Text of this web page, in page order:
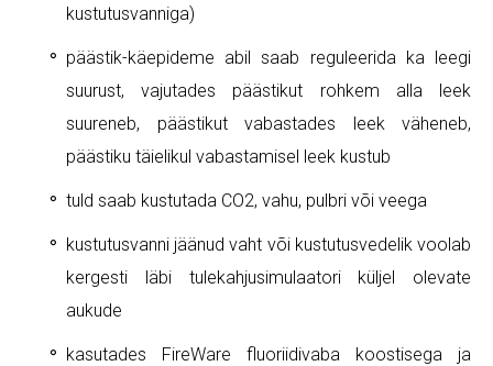
kustutusvanniga)
päästik-käepideme abil saab reguleerida ka leegi
suurust, vajutades päästikut rohkem alla leek
suureneb, päästikut vabastades leek väheneb,
päästiku täielikul vabastamisel leek kustub
tuld saab kustutada CO2, vahu, pulbri või veega
kustutusvanni jäänud vaht või kustutusvedelik voolab
kergesti läbi tulekahjusimulaatori küljel olevate
aukude
kasutades FireWare fluoriidivaba koostisega ja